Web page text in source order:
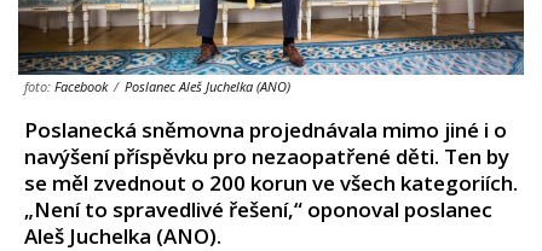
foto: Facebook / Poslanec Aleš Juchelka (ANO)
Poslanecká sněmovna projednávala mimo jiné i o
navýšení příspěvku pro nezaopatřené děti. Ten by
se měl zvednout o 200 korun ve všech kategoriích.
„Není to spravedlivé řešení,“ oponoval poslanec
Aleš Juchelka (ANO).